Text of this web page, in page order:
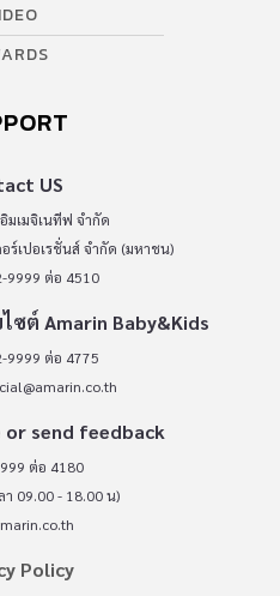
US
มเมจิเนทีฟ จำกัด
ร์เปอเรชั่นส์ จำกัด (มหาชน)
9999 ต่อ 4510
ซต์ Amarin Baby&Kids
9999 ต่อ 4775
or send feedback
ต่อ 4180
า 09.00 - 18.00 น)
Policy